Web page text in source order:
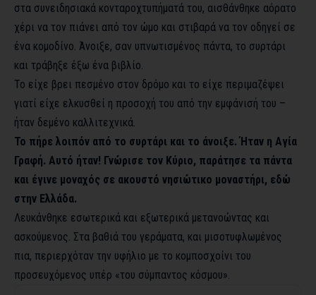
στα συνειδησιακά κονταροχτυπήματά του, αισθάνθηκε αόρατο
χέρι να τον πιάνει από τον ώμο και στιβαρά να τον οδηγεί σε
ένα κομοδίνο. Άνοιξε, σαν υπνωτισμένος πάντα, το συρτάρι
και τράβηξε έξω ένα βιβλίο.
Το είχε βρει πεσμένο στον δρόμο και το είχε περιμαζέψει
γιατί είχε ελκυσθεί η προσοχή του από την εμφάνισή του –
ήταν δεμένο καλλιτεχνικά.
Το πήρε λοιπόν από το συρτάρι και το άνοιξε. Ήταν η Αγία
Γραφή. Αυτό ήταν! Γνώρισε τον Κύριο, παράτησε τα πάντα
και έγινε μοναχός σε ακουστό νησιώτικο μοναστήρι, εδώ
στην Ελλάδα.
Λευκάνθηκε εσωτερικά και εξωτερικά μετανοώντας και
ασκούμενος. Στα βαθιά του γεράματα, και μισοτυφλωμένος
πια, περιερχόταν την υφήλιο με το κομποσχοίνι του
προσευχόμενος υπέρ «του σύμπαντος κόσμου».